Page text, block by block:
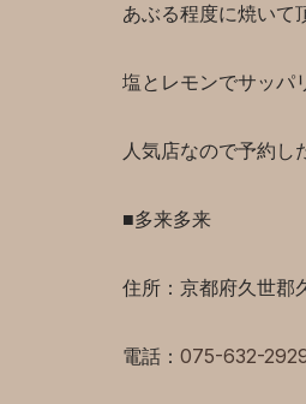
あぶる程度に焼いて
塩とレモンでサッパ
人気店なので予約し
■多来多来
住所：京都府久世郡
電話： 075-632-